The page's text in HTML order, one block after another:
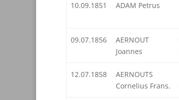
10.09.1851 ADAM Petrus
09.07.1856
AERNOUT
Joannes
12.07.1858
AERNOUTS
Cornelius Frans.